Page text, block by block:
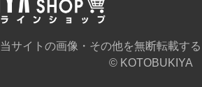
当サイトの画像・その他を無断転載す
© KOTOBUKIYA